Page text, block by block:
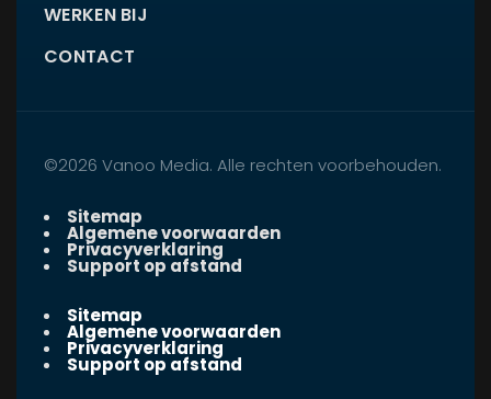
WERKEN BIJ
CONTACT
©2026 Vanoo Media. Alle rechten voorbehouden.
Sitemap
Algemene voorwaarden
Privacyverklaring
Support op afstand
Sitemap
Algemene voorwaarden
Privacyverklaring
Support op afstand